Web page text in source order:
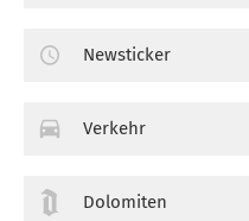
Newsticker
Verkehr
Dolomiten